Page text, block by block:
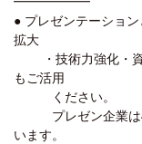
● プレゼンテーショ
拡大
・技術力強化・資
もご活用
ください。
プレゼン企業は4
います。